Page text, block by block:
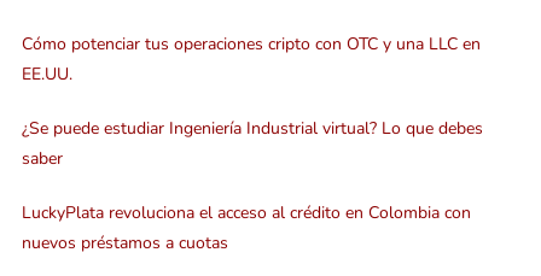
Cómo potenciar tus operaciones cripto con OTC y una LLC en
EE.UU.
¿Se puede estudiar Ingeniería Industrial virtual? Lo que debes
saber
LuckyPlata revoluciona el acceso al crédito en Colombia con
nuevos préstamos a cuotas